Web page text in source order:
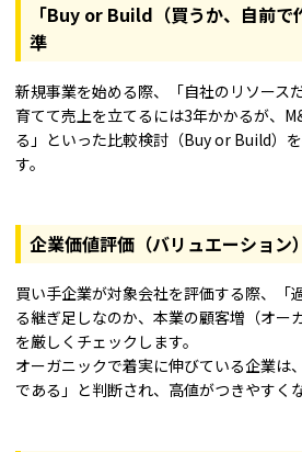
「Buy or Build（買うか、自前で
準
新規事業を始める際、「自社のリソース
育てて売上を立てるには3年かかるが、
る」といった比較検討（Buy or Build）
す。
企業価値評価（バリュエーション
買い手企業が対象会社を評価する際、「
る継ぎ足しなのか、本業の顧客増（オー
を厳しくチェックします。
オーガニックで着実に伸びている企業は
である」と判断され、高値がつきやすく